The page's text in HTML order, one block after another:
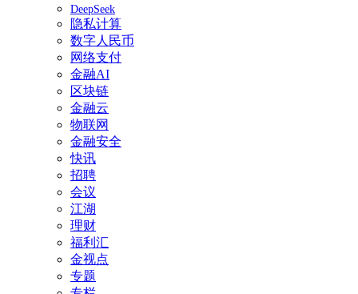
DeepSeek
隐私计算
数字人民币
网络支付
金融AI
区块链
金融云
物联网
金融安全
快讯
招聘
会议
江湖
理财
福利汇
金视点
专题